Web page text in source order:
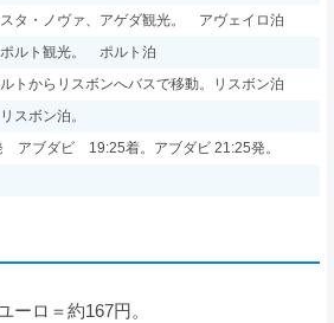
タ・ノヴァ、アゲダ観光。 アヴェイロ泊
ルト観光。 ポルト泊
トからリスボンへバスで移動。リスボン泊
スボン泊。
アブダビ 19:25着。アブダビ 21:25発。
ーロ＝約167円。